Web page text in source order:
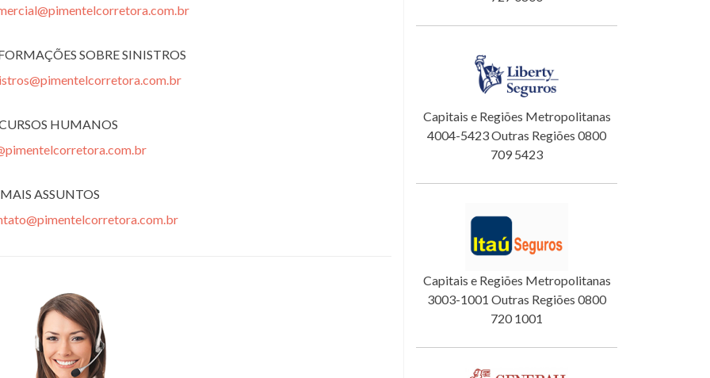
SOBRE SINISTROS
HUMANOS
ASSUNTOS
Capitais e Regiões Metropolitanas
4004-5423 Outras Regiões 0800
709 5423
Capitais e Regiões Metropolitanas
3003-1001 Outras Regiões 0800
720 1001